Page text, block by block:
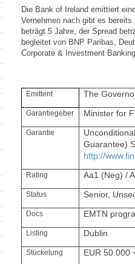
Die Bank of Ireland emittiert
Vernehmen nach gibt es
beträgt 5 Jahre, der Spread
begleitet von BNP Paribas,
Corporate & Investment
Emittent The
Garantiegeber Minister for
Garantie
Guarantee)
http://
Rating Aa1 (Neg) /
Status Senior,
Docs EMTN
Listing Dublin
Stückelung EUR 50.000